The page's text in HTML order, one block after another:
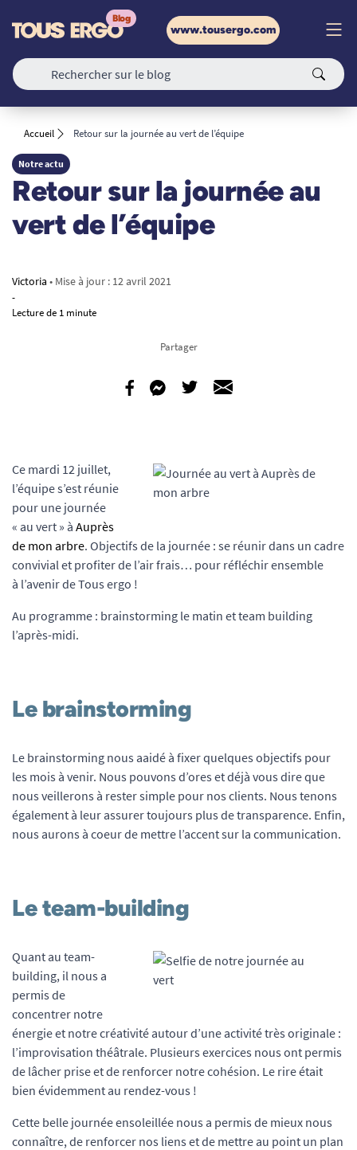
www.tousergo.com
Accueil Retour sur la journée au vert de l’équipe
Notre actu
Retour sur la journée au
vert de l’équipe
Victoria • Mise à jour : 12 avril 2021
-
Lecture de 1 minute
Partager
Ce mardi 12 juillet,
l’équipe s’est réunie
pour une journée
« au vert » à Auprès
de mon arbre. Objectifs de la journée : se réunir dans un cadre
convivial et profiter de l’air frais… pour réfléchir ensemble
à l’avenir de Tous ergo !
Au programme : brainstorming le matin et team building
l’après-midi.
Le brainstorming
Le brainstorming nous aaidé à fixer quelques objectifs pour
les mois à venir. Nous pouvons d’ores et déjà vous dire que
nous veillerons à rester simple pour nos clients. Nous tenons
également à leur assurer toujours plus de transparence. Enfin,
nous aurons à coeur de mettre l’accent sur la communication.
Le team-building
Quant au team-
building, il nous a
permis de
concentrer notre
énergie et notre créativité autour d’une activité très originale :
l’improvisation théâtrale. Plusieurs exercices nous ont permis
de lâcher prise et de renforcer notre cohésion. Le rire était
bien évidemment au rendez-vous !
Cette belle journée ensoleillée nous a permis de mieux nous
connaître, de renforcer nos liens et de mettre au point un plan